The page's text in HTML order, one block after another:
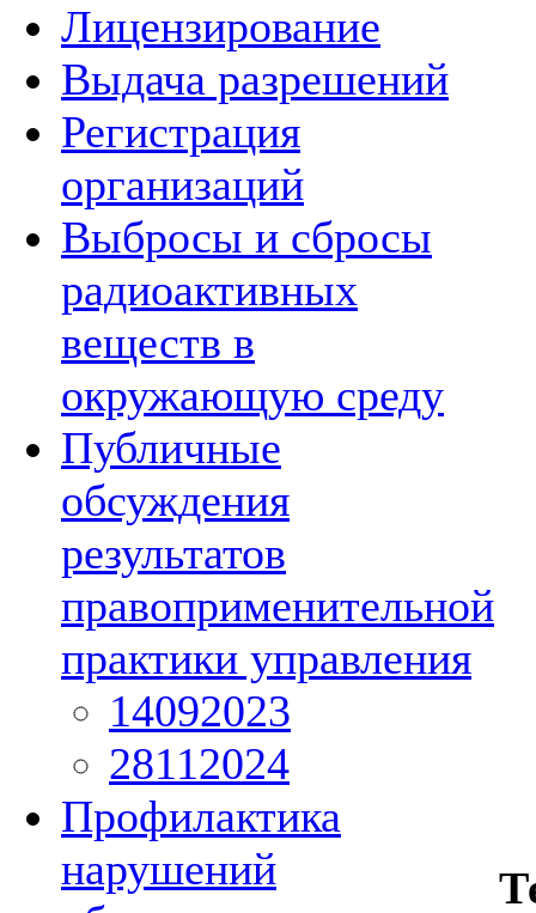
Лицензирование
Выдача разрешений
Регистрация
организаций
Выбросы и сбросы
радиоактивных
веществ в
окружающую среду
Публичные
обсуждения
результатов
правоприменительной
практики управления
14092023
28112024
Профилактика
нарушений